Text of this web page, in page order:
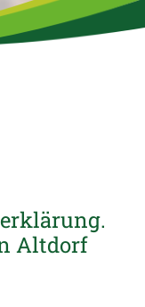
Altdorf